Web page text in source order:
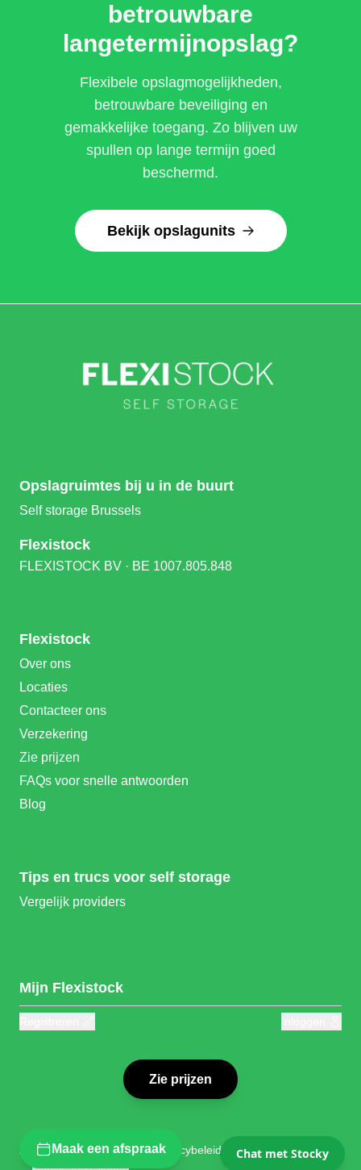
betrouwbare
langetermijnopslag?
Flexibele opslagmogelijkheden,
betrouwbare beveiliging en
gemakkelijke toegang. Zo blijven uw
spullen op lange termijn goed
beschermd.
Bekijk opslagunits
Opslagruimtes bij u in de buurt
Self storage Brussels
Flexistock
FLEXISTOCK BV · BE 1007.805.848
Flexistock
Over ons
Locaties
Contacteer ons
Verzekering
Zie prijzen
FAQs voor snelle antwoorden
Blog
Tips en trucs voor self storage
Vergelijk providers
Mijn Flexistock
Zie prijzen
Algemene voorwaarden Privacybeleid
Cookiebeleid
Cookie-instellingen
Maak een afspraak Chat met Stocky